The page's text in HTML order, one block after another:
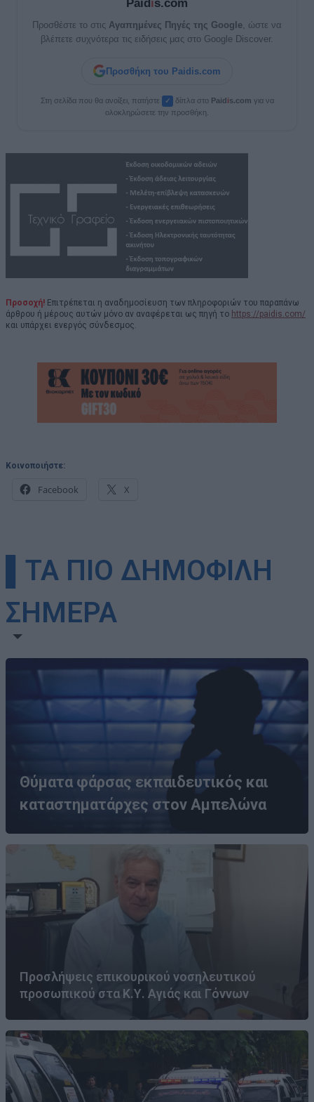
Paid is.com
Προσθέστε το στις Αγαπημένες Πηγές της Google , ώστε να
βλέπετε συχνότερα τις ειδήσεις μας στο Google Discover.
Προσθήκη του Paidis.com
Στη σελίδα που θα ανοίξει, πατήστε ✓ δίπλα στο Paidis.com για να
ολοκληρώσετε την προσθήκη.
Προσοχή! Επιτρέπεται η αναδημοσίευση των πληροφοριών του παραπάνω
άρθρου ή μέρους αυτών μόνο αν αναφέρεται ως πηγή το https://paidis.com/
και υπάρχει ενεργός σύνδεσμος.
Κοινοποιήστε:
Facebook X
▌ΤΑ ΠΙΟ ΔΗΜΟΦΙΛΗ
ΣΗΜΕΡΑ
Θύματα φάρσας εκπαιδευτικός και
καταστηματάρχες στον Αμπελώνα
Προσλήψεις επικουρικού νοσηλευτικού
προσωπικού στα Κ.Υ. Αγιάς και Γόννων